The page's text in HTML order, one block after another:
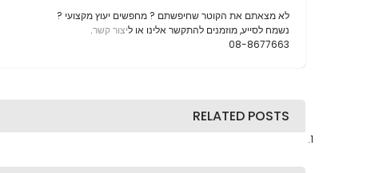
לא מצאתם את הקוטר שחיפשתם ? מחפשים יעוץ מקצועי ?
נשמח לסייע, מוזמנים להתקשר אלינו או ליצור קשר.
08-8677663
RELATED POSTS